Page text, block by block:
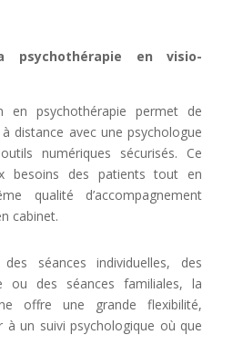
psychothérapie en visio-
en psychothérapie permet de
distance avec une psychologue
numériques sécurisés. Ce
besoins des patients tout en
qualité d’accompagnement
cabinet.
séances individuelles, des
ou des séances familiales, la
offre une grande flexibilité,
à un suivi psychologique où que